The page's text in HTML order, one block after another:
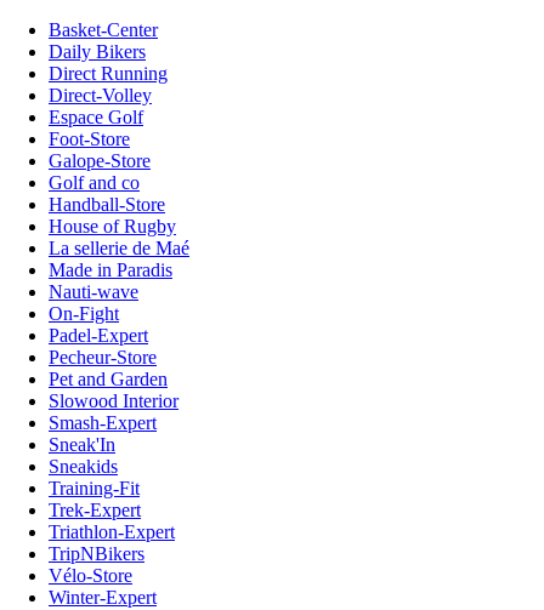
Basket-Center
Daily Bikers
Direct Running
Direct-Volley
Espace Golf
Foot-Store
Galope-Store
Golf and co
Handball-Store
House of Rugby
La sellerie de Maé
Made in Paradis
Nauti-wave
On-Fight
Padel-Expert
Pecheur-Store
Pet and Garden
Slowood Interior
Smash-Expert
Sneak'In
Sneakids
Training-Fit
Trek-Expert
Triathlon-Expert
TripNBikers
Vélo-Store
Winter-Expert